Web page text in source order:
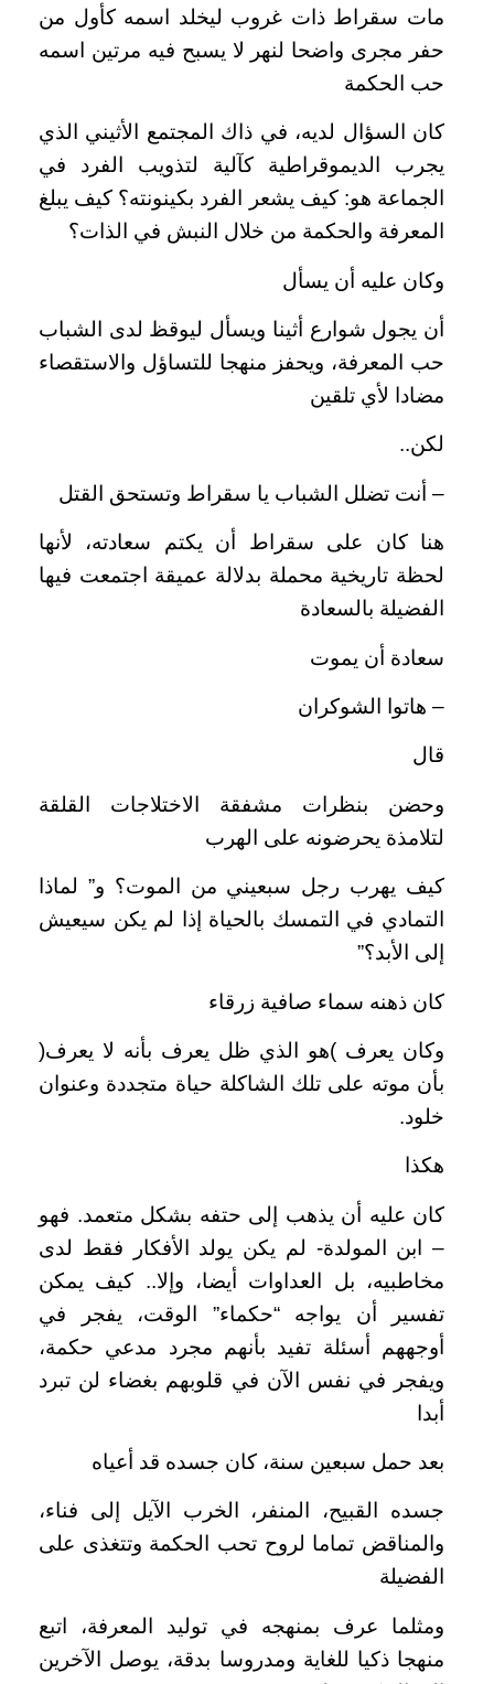
مات سقراط ذات غروب ليخلد اسمه كأول من
حفر مجرى واضحا لنهر لا يسبح فيه مرتين اسمه
حب الحكمة
كان السؤال لديه، في ذاك المجتمع الأثيني الذي
يجرب الديموقراطية كآلية لتذويب الفرد في
الجماعة هو: كيف يشعر الفرد بكينونته؟ كيف يبلغ
المعرفة والحكمة من خلال النبش في الذات؟
وكان عليه أن يسأل
أن يجول شوارع أثينا ويسأل ليوقظ لدى الشباب
حب المعرفة، ويحفز منهجا للتساؤل والاستقصاء
مضادا لأي تلقين
لكن..
– أنت تضلل الشباب يا سقراط وتستحق القتل
هنا كان على سقراط أن يكتم سعادته، لأنها
لحظة تاريخية محملة بدلالة عميقة اجتمعت فيها
الفضيلة بالسعادة
سعادة أن يموت
– هاتوا الشوكران
قال
وحضن بنظرات مشفقة الاختلاجات القلقة
لتلامذة يحرضونه على الهرب
كيف يهرب رجل سبعيني من الموت؟ و” لماذا
التمادي في التمسك بالحياة إذا لم يكن سيعيش
إلى الأبد؟”
كان ذهنه سماء صافية زرقاء
وكان يعرف )هو الذي ظل يعرف بأنه لا يعرف(
بأن موته على تلك الشاكلة حياة متجددة وعنوان
خلود.
هكذا
كان عليه أن يذهب إلى حتفه بشكل متعمد. فهو
– ابن المولدة- لم يكن يولد الأفكار فقط لدى
مخاطبيه، بل العداوات أيضا، وإلا.. كيف يمكن
تفسير أن يواجه “حكماء” الوقت، يفجر في
أوجههم أسئلة تفيد بأنهم مجرد مدعي حكمة،
ويفجر في نفس الآن في قلوبهم بغضاء لن تبرد
أبدا
بعد حمل سبعين سنة، كان جسده قد أعياه
جسده القبيح، المنفر، الخرب الآيل إلى فناء،
والمناقض تماما لروح تحب الحكمة وتتغذى على
الفضيلة
ومثلما عرف بمنهجه في توليد المعرفة، اتبع
منهجا ذكيا للغاية ومدروسا بدقة، يوصل الآخرين